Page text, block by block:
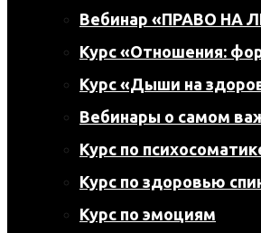
Вебинар «ПРАВО НА
Курс «Отношения:
Курс «Дыши на
Вебинары о самом
Курс по
Курс по здоровью
Курс по эмоциям